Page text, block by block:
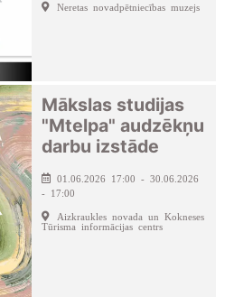
Neretas novadpētniecības muzejs
Mākslas studijas
"Mtelpa" audzēkņu
darbu izstāde
01.06.2026 17:00 - 30.06.2026
- 17:00
Aizkraukles novada un Kokneses
Tūrisma informācijas centrs